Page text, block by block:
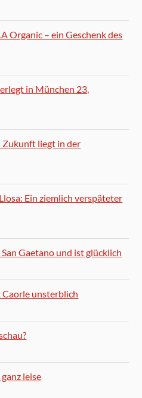
Organic – ein Geschenk des
in München 23,
liegt in der
Ein ziemlich verspäteter
Gaetano und ist glücklich
unsterblich
leise